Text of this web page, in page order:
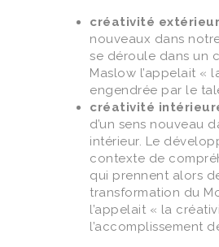
créativité
nouveaux dans
se déroule dans un
Maslow l’appelait «
engendrée par le
créativité
d’un sens nouveau
intérieur. Le
contexte de
qui prennent alors
transformation du
l’appelait « la
l’accomplissement